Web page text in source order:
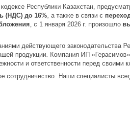
Республики Казахстан,
(НДС) до 16%, а также в связи с
, с 1 января 2026 г. произошло
действующего законодательства
продукции. Компания ИП
и ответственности перед своими
сотрудничество. Наши специалисты